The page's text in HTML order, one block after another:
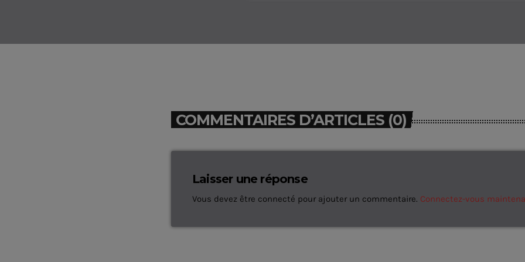
COMMENTAIRES D’ARTICLES (0)
Laisser une réponse
Vous devez être connecté pour ajouter un commentaire. Connectez-vous